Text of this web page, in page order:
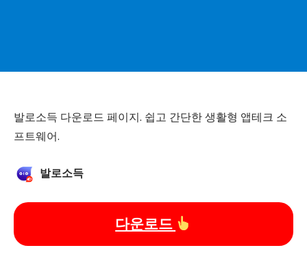
발로소득 다운로드 페이지. 쉽고 간단한 생활형 앱테크 소
프트웨어.
발로소득
다운로드